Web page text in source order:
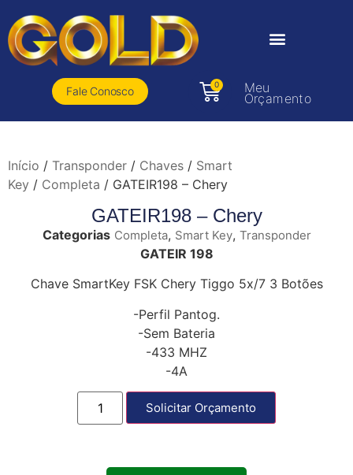
Fale Conosco
0 Meu
Orçamento
Início / Transponder / Chaves / Smart
Key / Completa / GATEIR198 – Chery
GATEIR198 – Chery
Categorias Completa, Smart Key, Transponder
GATEIR 198
Chave SmartKey FSK Chery Tiggo 5x/7 3 Botões
-Perfil Pantog.
-Sem Bateria
-433 MHZ
-4A
Solicitar Orçamento